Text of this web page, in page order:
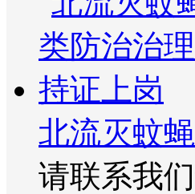
北流灭蚊
请联系我